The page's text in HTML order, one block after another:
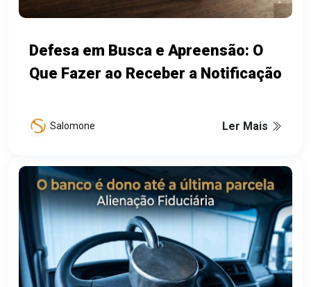
Defesa em Busca e Apreensão: O
Que Fazer ao Receber a Notificação
Salomone Ler Mais